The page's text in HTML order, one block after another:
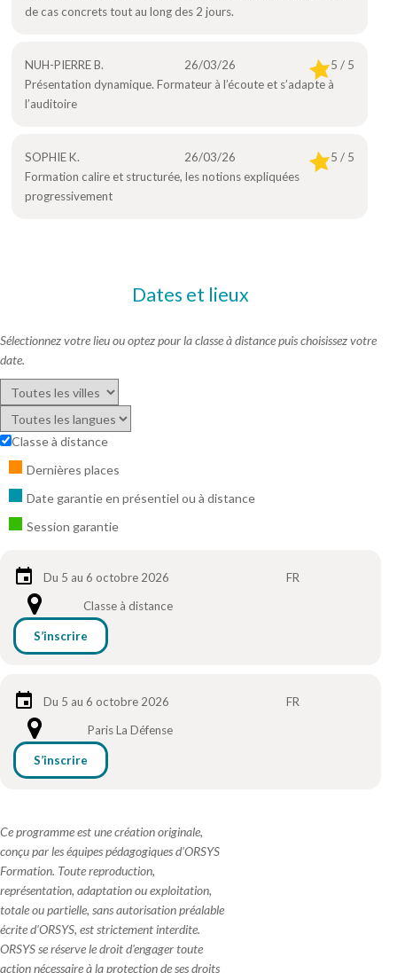
de cas concrets tout au long des 2 jours.
NUH-PIERRE B. 26/03/26
5 / 5
Présentation dynamique. Formateur à l’écoute et s’adapte à
l’auditoire
SOPHIE K. 26/03/26
5 / 5
Formation calire et structurée, les notions expliquées
progressivement
Dates et lieux
Sélectionnez votre lieu ou optez pour la classe à distance puis choisissez votre
date.
Classe à distance
Dernières places
Date garantie en présentiel ou à distance
Session garantie
Du 5 au 6 octobre 2026
FR
Classe à distance
S’inscrire
Du 5 au 6 octobre 2026
FR
Paris La Défense
S’inscrire
Ce programme est une création originale,
conçu par les équipes pédagogiques d'ORSYS
Formation. Toute reproduction,
représentation, adaptation ou exploitation,
totale ou partielle, sans autorisation préalable
écrite d'ORSYS, est strictement interdite.
ORSYS se réserve le droit d'engager toute
action nécessaire à la protection de ses droits